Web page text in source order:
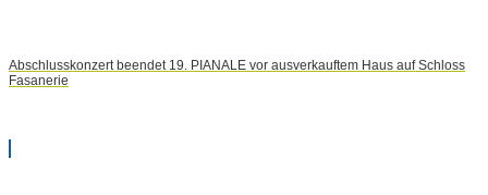
Abschlusskonzert beendet 19. PIANALE vor ausverkauftem Haus auf Schloss
Fasanerie